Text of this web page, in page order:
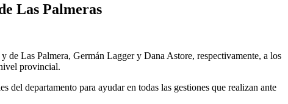
Las Palmeras
de Las Palmera, Germán Lagger y Dana Astore, respectivamente, a los
provincial.
del departamento para ayudar en todas las gestiones que realizan ante